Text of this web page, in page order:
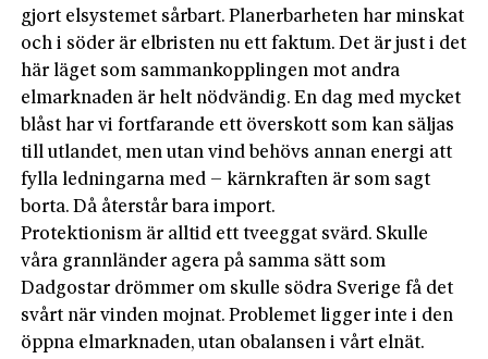
gjort elsystemet sårbart. Planerbarheten har minskat
och i söder är elbristen nu ett faktum. Det är just i det
här läget som sammankopplingen mot andra
elmarknaden är helt nödvändig. En dag med mycket
blåst har vi fortfarande ett överskott som kan säljas
till utlandet, men utan vind behövs annan energi att
fylla ledningarna med – kärnkraften är som sagt
borta. Då återstår bara import.
Protektionism är alltid ett tveeggat svärd. Skulle
våra grannländer agera på samma sätt som
Dadgostar drömmer om skulle södra Sverige få det
svårt när vinden mojnat. Problemet ligger inte i den
öppna elmarknaden, utan obalansen i vårt elnät.